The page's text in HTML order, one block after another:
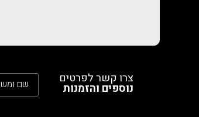
צרו קשר לפרטים
נוספים והזמנות